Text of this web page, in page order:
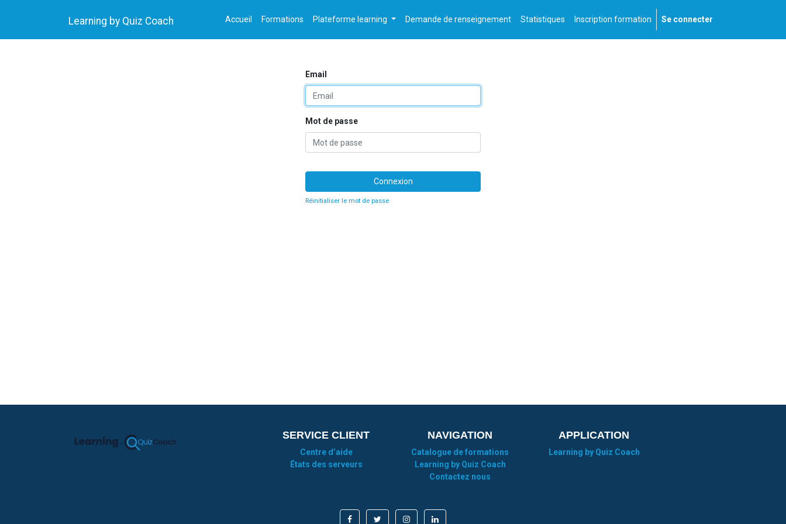
Learning by Quiz Coach Accueil Formations Plateforme learning Demande de renseignement Statistiques Inscription formation Se connecter
Email
Mot de passe
Connexion
Réinitialiser le mot de passe
SERVICE CLIENT
Centre d’aide
États des serveurs
NAVIGATION
Catalogue de formations
Learning by Quiz Coach
Contactez nous
APPLICATION
Learning by Quiz Coach